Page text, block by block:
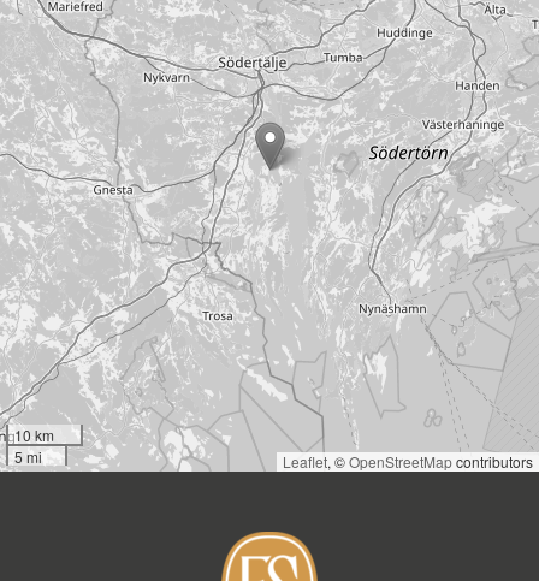
10 km
5 mi
Leaflet, ©OpenStreetMapcontributors